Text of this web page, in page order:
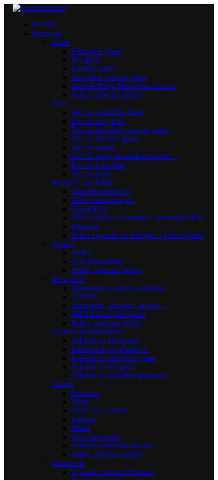
Početna
Proizvodi
Gitare
Električne gitare
Bas gitare
Klasične gitare
Akustične western gitare
Ukulele Banjo Mandoline Buzuki
Pribor, oprema i delovi
Žice
Žice za električne gitare
Žice za bas gitare
Žice za akustične western gitare
Žice za klasične gitare
Žice za violinu
Žice za banjo mandolinu buzuki…
Žice za kontrabas
Žice za gusle
Bubnjevi i perkusije
Akustični bubnjevi
Elektronski bubnjevi
ČineleNEW
Stalci i delovi za bubnjeve i perkusijeNEW
Perkusije
Pribor i oprema za bubnjeve i perkusijenew
Gudači
Violine
Čelo (violončelo)
Pribor, oprema i delovi
Klavijature
Klavijature za decu i početnike
Aranžeri
Sintisajzeri, sempleri, moduli…
MIDI Master klavijature
Pribor, oprema i delovi
Pojačala za instrumente
Pojačala za klavijature
Kabineti za pojačalaNew
Pojačala za električne gitare
Pojačala za bas gitare
Pojačala za akustične gitarenew
Duvači
Saksofon
Truba
Stalci, lire, kaiševi
Klarinet
Flaute
Usne harmonike
Ostali duvački instrumenti
Pribor, oprema i delovi
Ozvučenja
Ugradni zvučnici Prikazani